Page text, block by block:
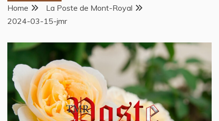
Home
La Poste de Mont-Royal
2024-03-15-jmr